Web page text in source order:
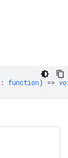
: function) =>